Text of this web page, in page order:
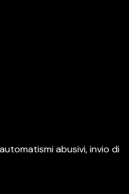
abusivi, invio di